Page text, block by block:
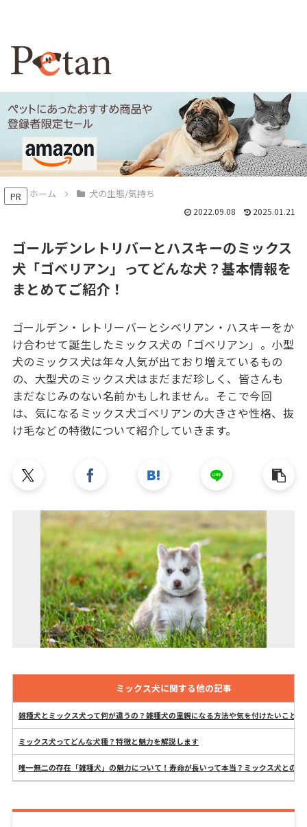
PR ホーム 犬の生態/気持ち
ゴールデンレトリバーとハスキーのミックス
犬「ゴベリアン」ってどんな犬？基本情報を
まとめてご紹介！
2022.09.08 2025.01.21
ゴールデン・レトリーバーとシベリアン・ハスキーをか
け合わせて誕生したミックス犬の「ゴベリアン」。小型
犬のミックス犬は年々人気が出ており増えているもの
の、大型犬のミックス犬はまだまだ珍しく、皆さんも
まだなじみのない名前かもしれません。そこで今回
は、気になるミックス犬ゴベリアンの大きさや性格、抜
け毛などの特徴について紹介していきます。
ミックス犬に関する他の記事
雑種犬とミックス犬って何が違うの？雑種犬の里親になる方法や気を付けたいこと
ミックス犬ってどんな犬種？特徴と魅力を解説します
唯一無二の存在「雑種犬」の魅力について！寿命が長いって本当？ミックス犬との違